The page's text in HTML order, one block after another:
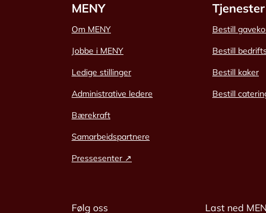
MENY
Om MENY
Jobbe i MENY
Ledige stillinger
Administrative ledere
Bærekraft
Samarbeidspartnere
Pressesenter ↗
Tjenester
Bestill
Bestill
Bestill kaker
Bestill
Følg oss Last ned